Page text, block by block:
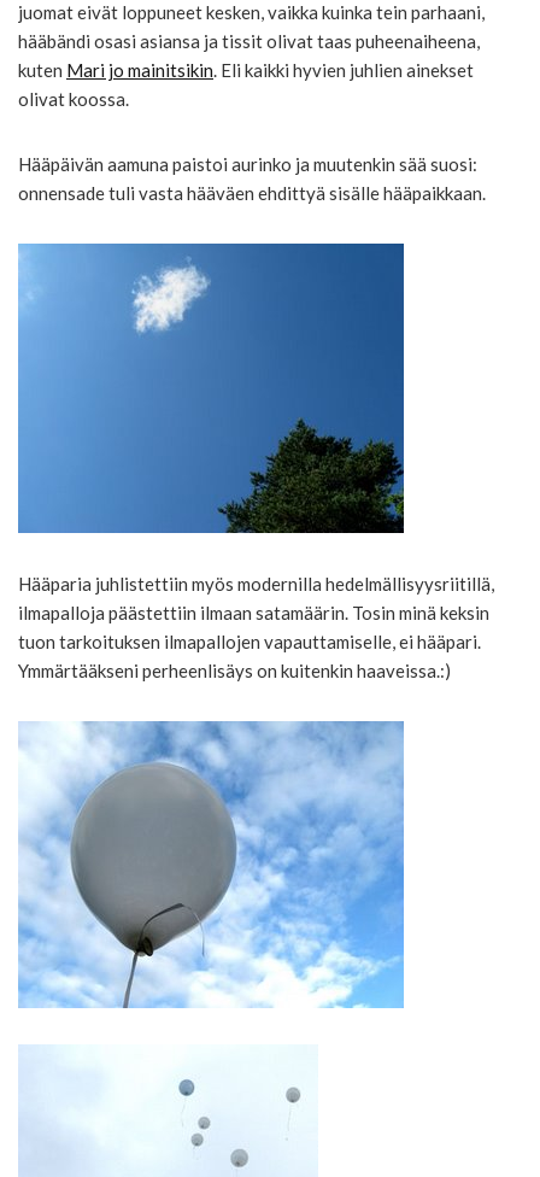
juomat eivät loppuneet kesken, vaikka kuinka tein parhaani,
hääbändi osasi asiansa ja tissit olivat taas puheenaiheena,
kuten Mari jo mainitsikin. Eli kaikki hyvien juhlien ainekset
olivat koossa.
Hääpäivän aamuna paistoi aurinko ja muutenkin sää suosi:
onnensade tuli vasta hääväen ehdittyä sisälle hääpaikkaan.
Hääparia juhlistettiin myös modernilla hedelmällisyysriitillä,
ilmapalloja päästettiin ilmaan satamäärin. Tosin minä keksin
tuon tarkoituksen ilmapallojen vapauttamiselle, ei hääpari.
Ymmärtääkseni perheenlisäys on kuitenkin haaveissa.:)